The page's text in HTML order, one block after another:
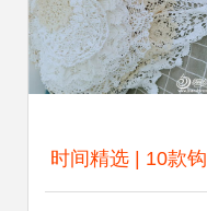
时间精选 | 10款钩